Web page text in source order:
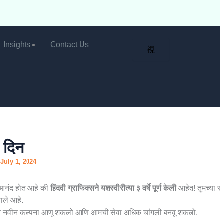
Insights Contact Us
दिन
July 1, 2024
होत आहे की हिंदवी ग्राफिक्सने यशस्वीरीत्या ३ वर्षे पूर्ण केलीआहेत! तुमच्या
आहे.
नवीन कल्पना आणू शकलो आणि आमची सेवा अधिक चांगली बनवू शकलो.